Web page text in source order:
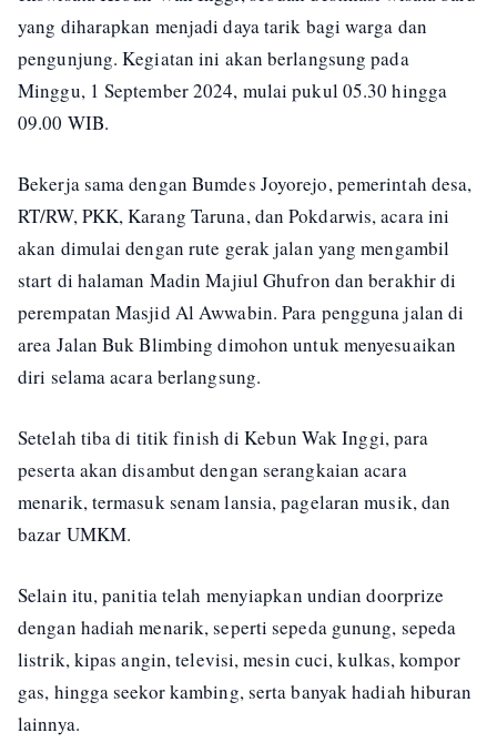
yang diharapkan menjadi daya tarik bagi warga dan
pengunjung. Kegiatan ini akan berlangsung pada
Minggu, 1 September 2024, mulai pukul 05.30 hingga
09.00 WIB.
Bekerja sama dengan Bumdes Joyorejo, pemerintah desa,
RT/RW, PKK, Karang Taruna, dan Pokdarwis, acara ini
akan dimulai dengan rute gerak jalan yang mengambil
start di halaman Madin Majiul Ghufron dan berakhir di
perempatan Masjid Al Awwabin. Para pengguna jalan di
area Jalan Buk Blimbing dimohon untuk menyesuaikan
diri selama acara berlangsung.
Setelah tiba di titik finish di Kebun Wak Inggi, para
peserta akan disambut dengan serangkaian acara
menarik, termasuk senam lansia, pagelaran musik, dan
bazar UMKM.
Selain itu, panitia telah menyiapkan undian doorprize
dengan hadiah menarik, seperti sepeda gunung, sepeda
listrik, kipas angin, televisi, mesin cuci, kulkas, kompor
gas, hingga seekor kambing, serta banyak hadiah hiburan
lainnya.